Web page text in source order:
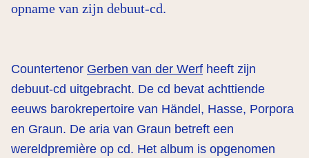
opname van zijn debuut-cd.
Countertenor Gerben van der Werf heeft zijn
debuut-cd uitgebracht. De cd bevat achttiende
eeuws barokrepertoire van Händel, Hasse, Porpora
en Graun. De aria van Graun betreft een
wereldpremière op cd. Het album is opgenomen